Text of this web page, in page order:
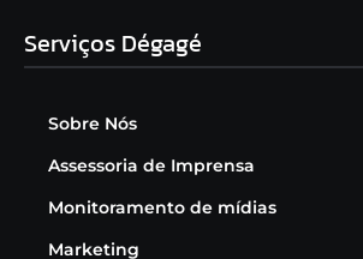
Serviços Dégagé
Sobre Nós
Assessoria de Imprensa
Monitoramento de mídias
Marketing